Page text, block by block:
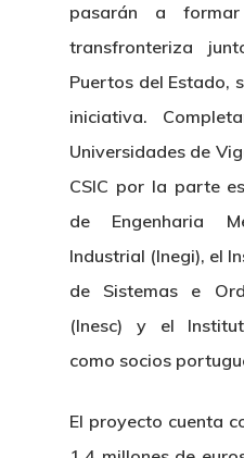
pasarán a
transfronteriza
Puertos del Estado,
iniciativa.
Universidades de
CSIC por la parte
de Engenharia
Industrial (Inegi), el
de Sistemas e
(Inesc) y el
como socios
El proyecto cuenta